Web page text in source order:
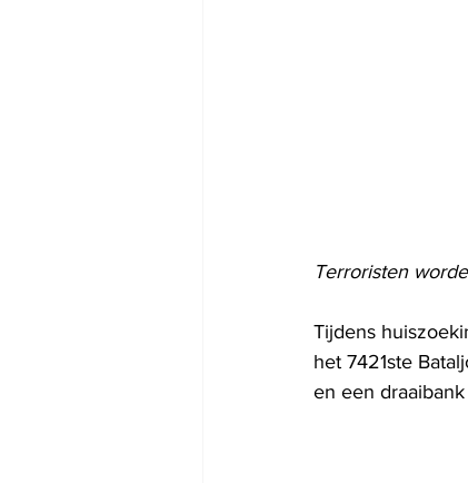
Terroristen
Tijdens
het 7421ste
en een